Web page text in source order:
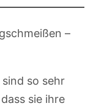
–
so sehr
sie ihre